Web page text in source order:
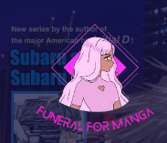
to
content